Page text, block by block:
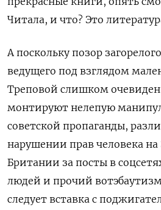
Читала, и что? Это
А поскольку позор
ведущего под взглядом
Треповой слишком
монтируют нелепую
советской пропаганды,
нарушении прав человека на
Британии за посты в
людей и прочий
следует вставка с